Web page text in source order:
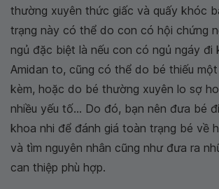
thường xuyên thức giấc và quấy khóc
trạng này có thể do con có hội chứng
ngủ đặc biệt là nếu con có ngủ ngáy đi
Amidan to, cũng có thể do bé thiếu
kèm, hoặc do bé thường xuyên lo sợ
nhiều yếu tố... Do đó, bạn nên đưa bé
khoa nhi để đánh giá toàn trạng bé về
và tìm nguyên nhân cũng như đưa ra
can thiệp phù hợp.